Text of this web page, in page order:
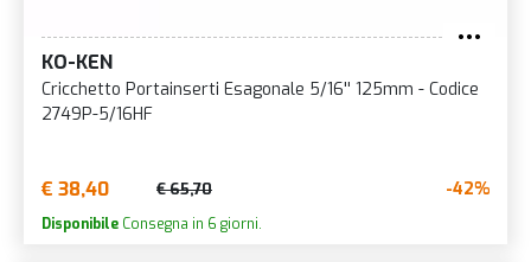
KO-KEN
Cricchetto Portainserti Esagonale 5/16'' 125mm - Codice
2749P-5/16HF
€ 38,40 € 65,70 -42%
Disponibile Consegna in 6 giorni.